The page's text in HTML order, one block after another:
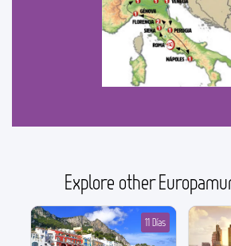
Explore other
11 Días